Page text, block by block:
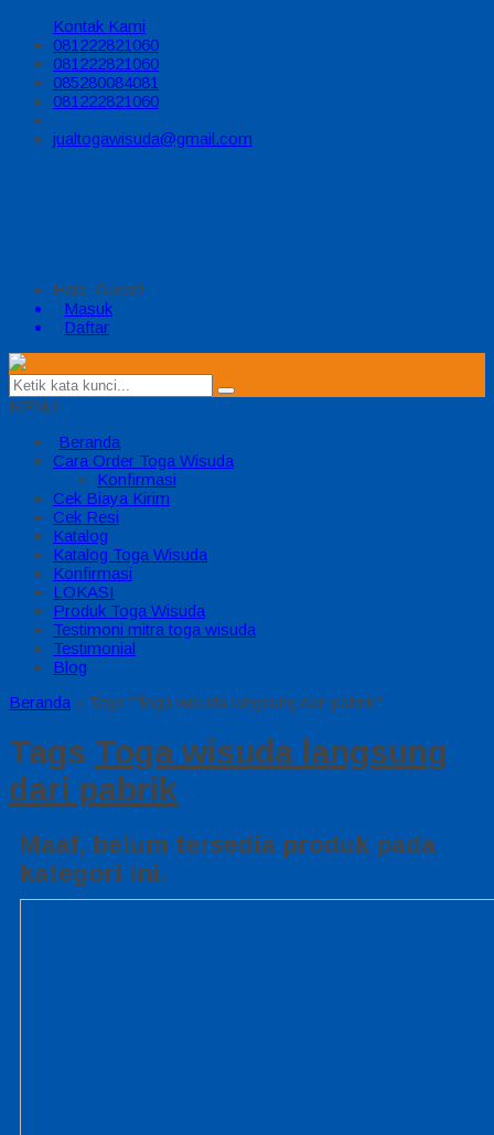
Kontak Kami
081222821060
081222821060
085280084081
081222821060
jualtogawisuda@gmail.com
Halo, Guest!
Masuk
Daftar
MENU
Beranda
Cara Order Toga Wisuda
Konfirmasi
Cek Biaya Kirim
Cek Resi
Katalog
Katalog Toga Wisuda
Konfirmasi
LOKASI
Produk Toga Wisuda
Testimoni mitra toga wisuda
Testimonial
Blog
Beranda » Tags "Toga wisuda langsung dari pabrik"
Tags Toga wisuda langsung
dari pabrik
Maaf, belum tersedia produk pada
kategori ini.